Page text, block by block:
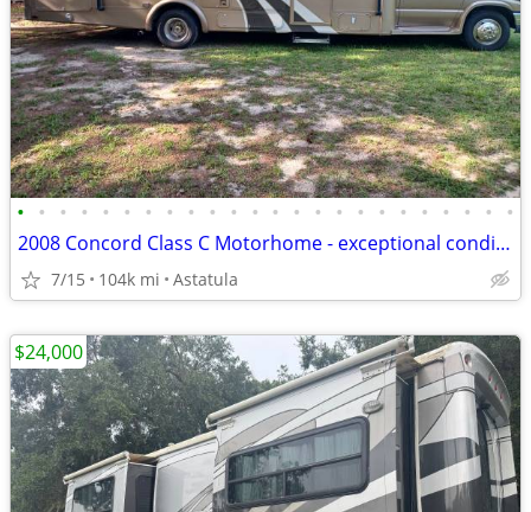
• • • • • • • • • • • • • • • • • • • • • • • •
2008 Concord Class C Motorhome - exceptional condition!
7/15 104k mi Astatula
$24,000